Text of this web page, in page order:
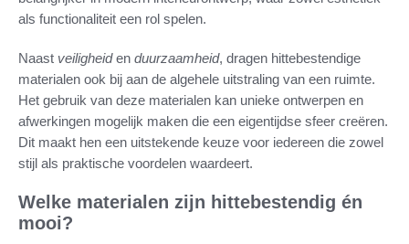
als functionaliteit een rol spelen.
Naast veiligheiden duurzaamheid, dragen hittebestendige
materialen ook bij aan de algehele uitstraling van een ruimte.
Het gebruik van deze materialen kan unieke ontwerpen en
afwerkingen mogelijk maken die een eigentijdse sfeer creëren.
Dit maakt hen een uitstekende keuze voor iedereen die zowel
stijl als praktische voordelen waardeert.
Welke materialen zijn hittebestendig én
mooi?